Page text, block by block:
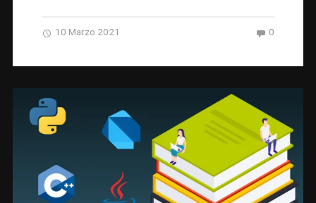
10 Marzo 2021 0